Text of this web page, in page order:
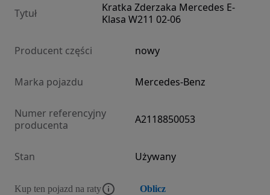
Tytuł
Kratka Zderzaka Mercedes E-
Klasa W211 02-06
Producent części nowy
Marka pojazdu Mercedes-Benz
Numer referencyjny
producenta
A2118850053
Stan Używany
Kup ten pojazd na raty Oblicz